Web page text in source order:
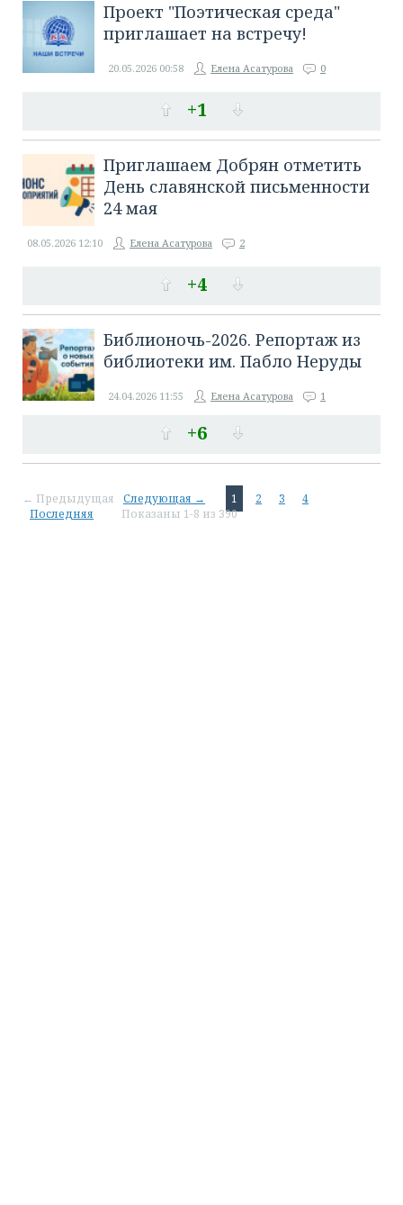
Проект "Поэтическая среда"
приглашает на встречу!
+1
20.05.2026 00:58 Елена Асатурова 0
Приглашаем Добрян отметить
День славянской письменности
24 мая
+4
08.05.2026 12:10 Елена Асатурова 2
Библионочь-2026. Репортаж из
библиотеки им. Пабло Неруды
+6
24.04.2026 11:55 Елена Асатурова 1
← Предыдущая Следующая → 1 2 3
4
Последняя
Показаны 1-8 из 390